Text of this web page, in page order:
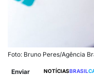
Foto: Bruno Peres/Agência
Enviar NOTÍCIASBRASIL